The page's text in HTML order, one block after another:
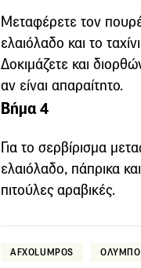
Μεταφέρετε τον
ελαιόλαδο και το
Δοκιμάζετε και
αν είναι απαραίτητο.
Βήμα 4
Για το σερβίρισμα
ελαιόλαδο, πάπρικα
πιτούλες αραβικές.
AFXOLUMPOS